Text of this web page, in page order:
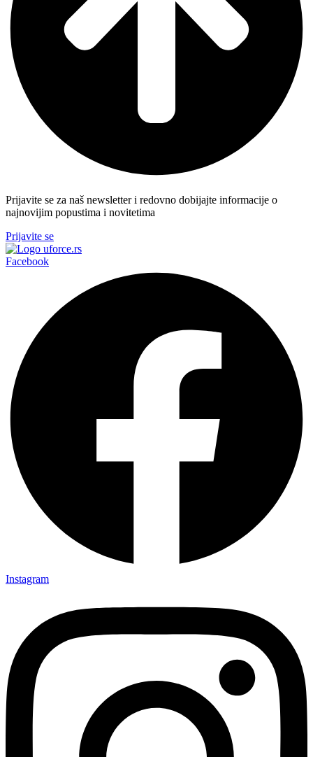
Prijavite se za naš newsletter i redovno dobijajte informacije o
najnovijim popustima i novitetima
Prijavite se
Facebook
Instagram